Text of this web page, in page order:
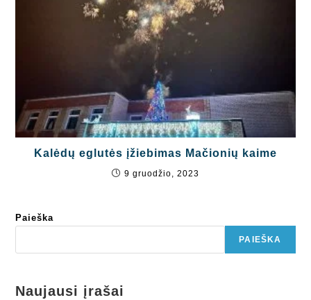
Kalėdų eglutės įžiebimas Mačionių kaime
9 gruodžio, 2023
Paieška
PAIEŠKA
Naujausi įrašai